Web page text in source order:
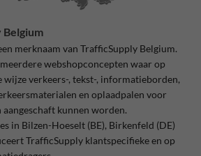
merknaam van TrafficSupply Belgium.
webshopconcepten waar op
wijze verkeers-, tekst-, informatieborden,
en oplaadpalen voor
kunnen worden.
in Bilzen-Hoeselt (BE), Birkenfeld (DE)
TrafficSupply klantspecifieke en op